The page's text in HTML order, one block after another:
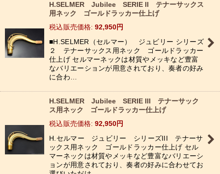
H.SELMER Jubilee SERIE II テナーサックス
用ネック ゴールドラッカー仕上げ
税込
: 92,950円
■H.SELMER（セルマー） ジュビリー シリーズ
２ テナーサックス用ネック ゴールドラッカー
仕上げ セルマーネックは材質やメッキなど豊富
なバリエーションが用意されており、奏者の好み
に合わ…
H.SELMER Jubilee SERIE III テナーサック
ス用ネック ゴールドラッカー仕上げ
税込
: 92,950円
H.セルマー ジュビリー シリーズIII テナーサ
ックス用ネック ゴールドラッカー仕上げ セル
マーネックは材質やメッキなど豊富なバリエーシ
ョンが用意されており、奏者の好みに合わせてお